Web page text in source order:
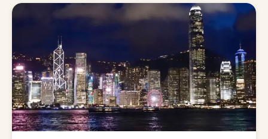
エール）」の呼び名で広告が掲載されて以来、ホップの比
重が高いビールとしてイギリス国内で人気が高まってい
き、21世紀にはイギリスで最も人気のあるビアスタイル
の一つとなりました。イギリスのブルワリー教会SIBAの
金メダルを受賞したブリュードッグの「パンクIPA」など
が有名です。 伝統的なIPAのスタイルは、オーストラリア
やニュージーランドなどの当時の植民地諸国へと輸出さ
れ、各国へと普及していきましたが、アメリカではさらに
独自の進化を遂げてきました。 ローストしたモルトを使